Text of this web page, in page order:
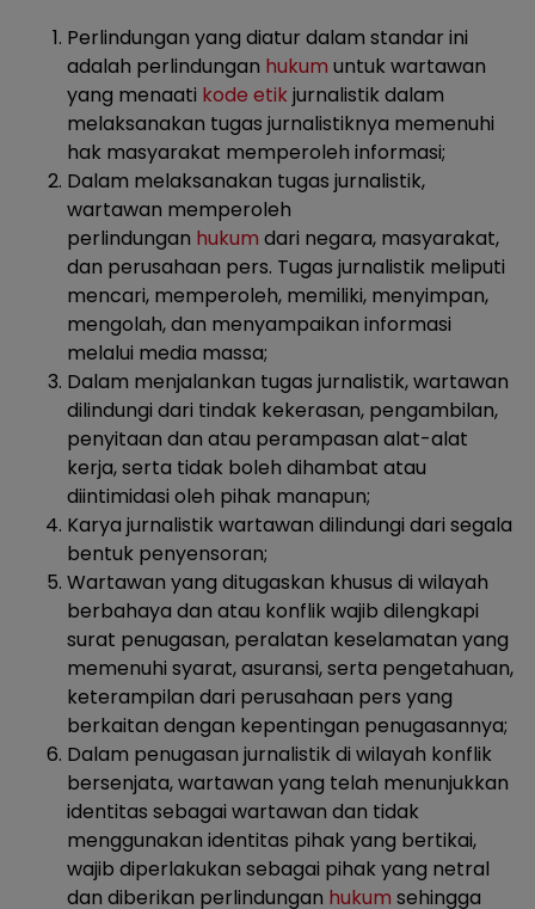
Perlindungan yang diatur dalam standar ini
adalah perlindungan hukum untuk wartawan
yang menaati kode etik jurnalistik dalam
melaksanakan tugas jurnalistiknya memenuhi
hak masyarakat memperoleh informasi;
Dalam melaksanakan tugas jurnalistik,
wartawan memperoleh
perlindungan hukum dari negara, masyarakat,
dan perusahaan pers. Tugas jurnalistik meliputi
mencari, memperoleh, memiliki, menyimpan,
mengolah, dan menyampaikan informasi
melalui media massa;
Dalam menjalankan tugas jurnalistik, wartawan
dilindungi dari tindak kekerasan, pengambilan,
penyitaan dan atau perampasan alat-alat
kerja, serta tidak boleh dihambat atau
diintimidasi oleh pihak manapun;
Karya jurnalistik wartawan dilindungi dari segala
bentuk penyensoran;
Wartawan yang ditugaskan khusus di wilayah
berbahaya dan atau konflik wajib dilengkapi
surat penugasan, peralatan keselamatan yang
memenuhi syarat, asuransi, serta pengetahuan,
keterampilan dari perusahaan pers yang
berkaitan dengan kepentingan penugasannya;
Dalam penugasan jurnalistik di wilayah konflik
bersenjata, wartawan yang telah menunjukkan
identitas sebagai wartawan dan tidak
menggunakan identitas pihak yang bertikai,
wajib diperlakukan sebagai pihak yang netral
dan diberikan perlindungan hukum sehingga